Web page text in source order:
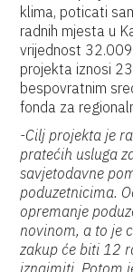
klima, poticati
radnih mjesta u
vrijednost
projekta iznosi
bespovratnim
fonda za
-Cilj projekta je
pratećih usluga
savjetodavne
poduzetnicima.
opremanje
novinom, a to je
zakup će biti 12
iznajmiti. Potom